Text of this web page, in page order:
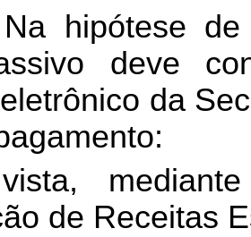
hipótese de
deve
da
mediante
de Receitas